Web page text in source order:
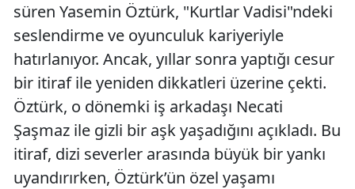
süren Yasemin Öztürk, "Kurtlar Vadisi"ndeki
seslendirme ve oyunculuk kariyeriyle
hatırlanıyor. Ancak, yıllar sonra yaptığı cesur
bir itiraf ile yeniden dikkatleri üzerine çekti.
Öztürk, o dönemki iş arkadaşı Necati
Şaşmaz ile gizli bir aşk yaşadığını açıkladı. Bu
itiraf, dizi severler arasında büyük bir yankı
uyandırırken, Öztürk’ün özel yaşamı